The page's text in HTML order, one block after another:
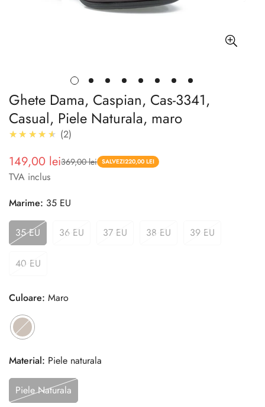
Ghete Dama, Caspian, Cas-3341,
Casual, Piele Naturala, maro
★★★★★ 4.5
2
Pret
redus
149,00 lei
Pret 369,00 lei SALVEZI220,00 LEI
TVA inclus
Marime: 35 EU
35 EU 36 EU 37 EU 38 EU 39 EU
40 EU
Culoare: Maro
Material: Piele naturala
Piele Naturala